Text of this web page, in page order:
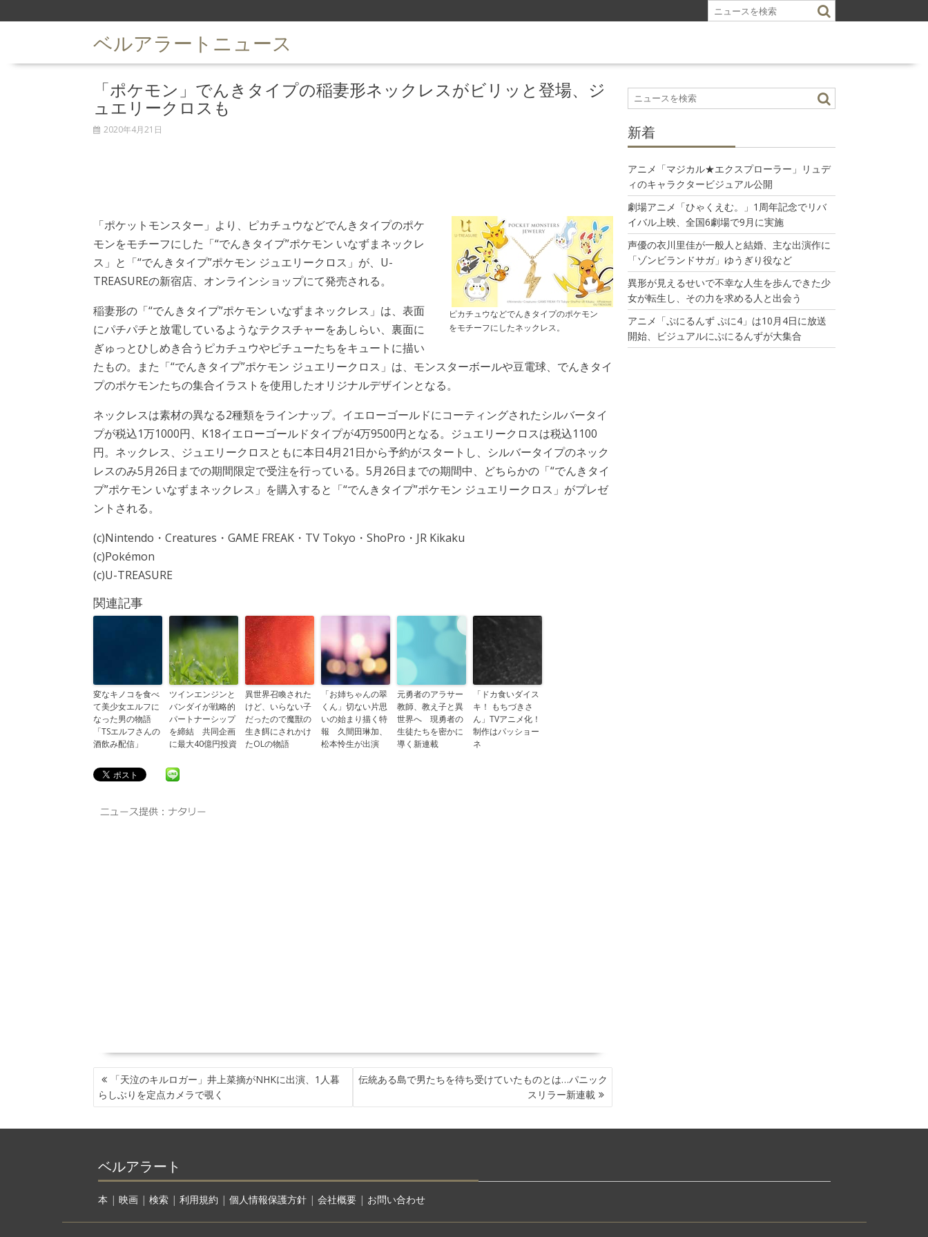
k
ベルアラートニュース
「ポケモン」でんきタイプの稲妻形ネックレスがビリッと登場、ジ
ュエリークロスも
2020年4月21日
ピカチュウなどでんきタイプのポケモン
をモチーフにしたネックレス。
「ポケットモンスター」より、ピカチュウなどでんきタイプのポケ
モンをモチーフにした「“でんきタイプ”ポケモン いなずまネックレ
ス」と「“でんきタイプ”ポケモン ジュエリークロス」が、U-
TREASUREの新宿店、オンラインショップにて発売される。
稲妻形の「“でんきタイプ”ポケモン いなずまネックレス」は、表面
にパチパチと放電しているようなテクスチャーをあしらい、裏面に
ぎゅっとひしめき合うピカチュウやピチューたちをキュートに描い
たもの。また「“でんきタイプ”ポケモン ジュエリークロス」は、モンスターボールや豆電球、でんきタイ
プのポケモンたちの集合イラストを使用したオリジナルデザインとなる。
ネックレスは素材の異なる2種類をラインナップ。イエローゴールドにコーティングされたシルバータイ
プが税込1万1000円、K18イエローゴールドタイプが4万9500円となる。ジュエリークロスは税込1100
円。ネックレス、ジュエリークロスともに本日4月21日から予約がスタートし、シルバータイプのネック
レスのみ5月26日までの期間限定で受注を行っている。5月26日までの期間中、どちらかの「“でんきタイ
プ”ポケモン いなずまネックレス」を購入すると「“でんきタイプ”ポケモン ジュエリークロス」がプレゼ
ントされる。
(c)Nintendo・Creatures・GAME FREAK・TV Tokyo・ShoPro・JR Kikaku
(c)Pokémon
(c)U-TREASURE
関連記事
変なキノコを食べ
て美少女エルフに
なった男の物語
「TSエルフさんの
酒飲み配信」
ツインエンジンと
バンダイが戦略的
パートナーシップ
を締結 共同企画
に最大40億円投資
異世界召喚された
けど、いらない子
だったので魔獣の
生き餌にされかけ
たOLの物語
「お姉ちゃんの翠
くん」切ない片思
いの始まり描く特
報 久間田琳加、
松本怜生が出演
元勇者のアラサー
教師、教え子と異
世界へ 現勇者の
生徒たちを密かに
導く新連載
「ドカ食いダイス
キ！ もちづきさ
ん」TVアニメ化！
制作はパッショー
ネ
投
稿
ナ
ゲ
シ
ョ
ン
「天泣のキルロガー」井上菜摘がNHKに出演、1人暮
らしぶりを定点カメラで覗く
伝統ある島で男たちを待ち受けていたものとは…パニック
スリラー新連載
新着
アニメ「マジカル★エクスプローラー」リュデ
ィのキャラクタービジュアル公開
劇場アニメ「ひゃくえむ。」1周年記念でリバ
イバル上映、全国6劇場で9月に実施
声優の衣川里佳が一般人と結婚、主な出演作に
「ゾンビランドサガ」ゆうぎり役など
異形が見えるせいで不幸な人生を歩んできた少
女が転生し、その力を求める人と出会う
アニメ「ぷにるんず ぷに4」は10月4日に放送
開始、ビジュアルにぷにるんずが大集合
ベルアラート
本 | 映画| 検索| 利用規約 | 個人情報保護方針| 会社概要| お問い合わせ